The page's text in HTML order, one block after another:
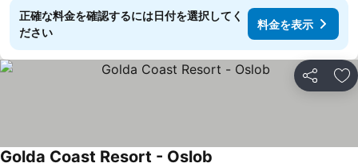
正確な料金を確認するには日付を選択してく
ださい
料金を表示
シェア お
Golda Coast Resort - Oslob